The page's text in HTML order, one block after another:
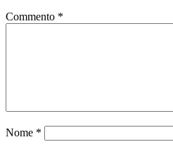
Commento *
Nome *